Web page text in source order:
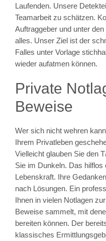
Laufenden. Unsere
Teamarbeit zu schätzen.
Auftraggeber und unter
alles. Unser Ziel ist der
Falles unter Vorlage
wieder aufatmen können.
Private
Beweise
Wer sich nicht wehren
Ihrem Privatleben
Vielleicht glauben Sie den
Sie im Dunkeln. Das hilflos
Lebenskraft. Ihre
nach Lösungen. Ein
Ihnen in vielen Notlagen
Beweise sammelt, mit
bereiten können. Der
klassisches